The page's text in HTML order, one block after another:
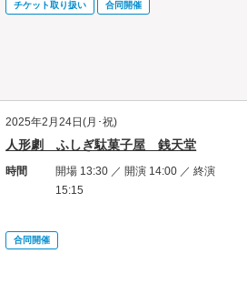
チケット取り扱い 合同開催
2025年2月24日(月･祝)
人形劇 ふしぎ駄菓子屋 銭天堂
時間
開場 13:30 ／ 開演 14:00 ／ 終演
15:15
合同開催